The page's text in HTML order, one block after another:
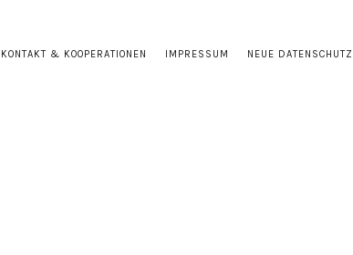
& KOOPERATIONEN IMPRESSUM NEUE